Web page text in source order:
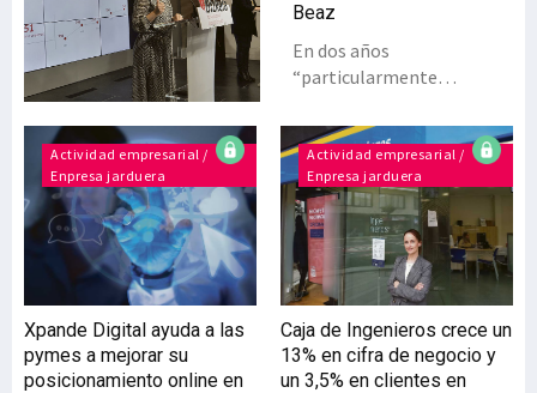
Beaz
En dos años
“particularmente
de la pandemia y de la
guerra de Ucrania que ha
arrojado grandes dosis de
incertidumbre sobre la
economía mundial, la
sociedad foral Beaz apoyó
en 2020 a un total de 1.167
programas que gestiona y
los servicios que ofrece.
Actividad empresarial /
Enpresa jarduera
Xpande Digital ayuda a las
pymes a mejorar su
posicionamiento online en
Actividad empresarial /
Enpresa jarduera
Caja de Ingenieros crece un
13% en cifra de negocio y
un 3,5% en clientes en